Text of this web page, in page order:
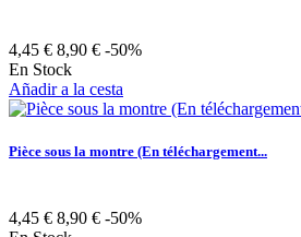
4,45 € 8,90 € -50%
En Stock
Añadir a la cesta
Pièce sous la montre (En téléchargement...
4,45 € 8,90 € -50%